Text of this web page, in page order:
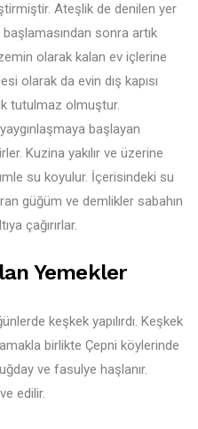
Ateşlik de denilen yer
başlamasından sonra artık
olarak kalan ev içlerine
olarak da evin dış kapısı
tutulmaz olmuştur.
başlayan
Kuzina yakılır ve üzerine
su koyulur. İçerisindeki su
güğüm ve demlikler sabahın
çağırırlar.
Yemekler
keşkek yapılırdı. Keşkek
birlikte Çepni köylerinde
ve fasulye haşlanır.
edilir.